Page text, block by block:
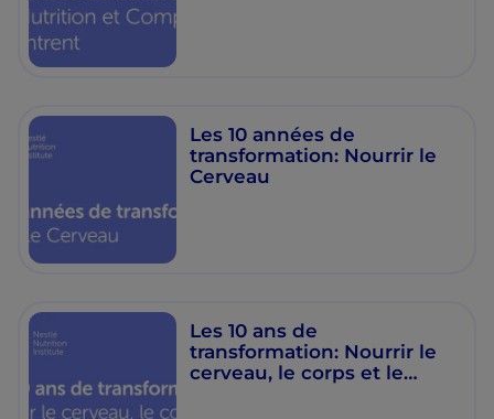
Les 10 années de
transformation: Nourrir le
Cerveau
Les 10 ans de
transformation: Nourrir le
cerveau, le corps et le